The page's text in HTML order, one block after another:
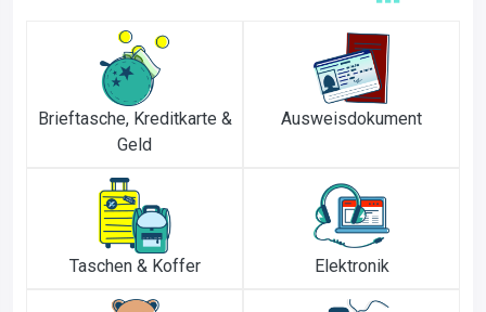
Brieftasche, Kreditkarte &
Geld
Ausweisdokument
Taschen & Koffer Elektronik